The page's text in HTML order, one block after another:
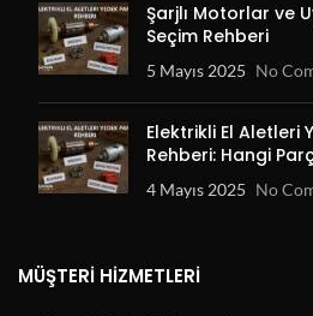
Şarjlı Motorlar ve
Seçim Rehberi
5 Mayıs 2025 No
Elektrikli El Aletleri
Rehberi: Hangi
4 Mayıs 2025 No
MÜŞTERI HIZMETLERI